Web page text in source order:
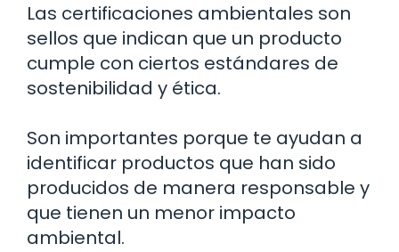
Las certificaciones ambientales son
sellos que indican que un producto
cumple con ciertos estándares de
sostenibilidad y ética.
Son importantes porque te ayudan a
identificar productos que han sido
producidos de manera responsable y
que tienen un menor impacto
ambiental.